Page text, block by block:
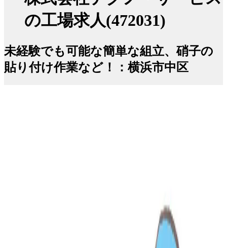
の工場求人(472031)
未経験でも可能な簡単な組立、硝子の
貼り付け作業など！：横浜市中区